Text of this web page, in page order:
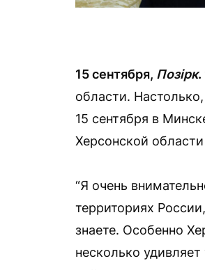
15 сентября, Позірк.
области.
15 сентября в
Херсонской
“Я очень
территориях
знаете. Особенно
несколько